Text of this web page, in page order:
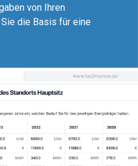
von Ihren
die Basis für eine